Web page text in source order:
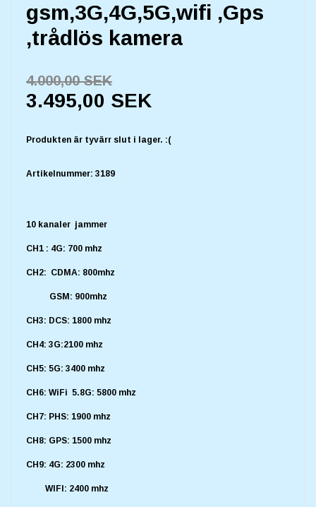
gsm,3G,4G,5G,wifi ,Gps
,trådlös kamera
4.000,00 SEK
3.495,00 SEK
Produkten är tyvärr slut i lager. :(
Artikelnummer: 3189
10 kanaler jammer
CH1 : 4G: 700 mhz
CH2: CDMA: 800mhz
GSM: 900mhz
CH3: DCS: 1800 mhz
CH4: 3G:2100 mhz
CH5: 5G: 3400 mhz
CH6: WiFi 5.8G: 5800 mhz
CH7: PHS: 1900 mhz
CH8: GPS: 1500 mhz
CH9: 4G: 2300 mhz
WIFI: 2400 mhz